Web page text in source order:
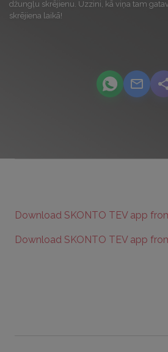
džungļu skrējienu. Uzzini, kā viņa tam
skrējiena laikā!
Download SKONTO TEV app
Download SKONTO TEV app